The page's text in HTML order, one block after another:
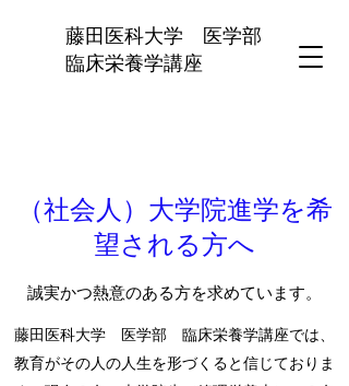
藤田医科大学 医学部
臨床栄養学講座
（社会人）大学院進学を希
望される方へ
誠実かつ熱意のある方を求めています。
藤田医科大学 医学部 臨床栄養学講座では、
教育がその人の人生を形づくると信じておりま